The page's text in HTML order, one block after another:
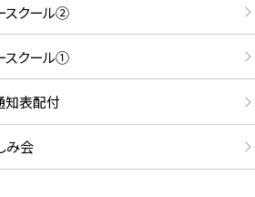
スクール②
スクール①
知表配付
み会